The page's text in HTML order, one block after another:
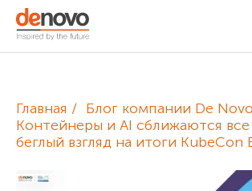
De Novo
+380-44-200-93-39
Главная
Блог компании De Novo
Контейнеры и AI сближаются
беглый взгляд на итоги KubeCon